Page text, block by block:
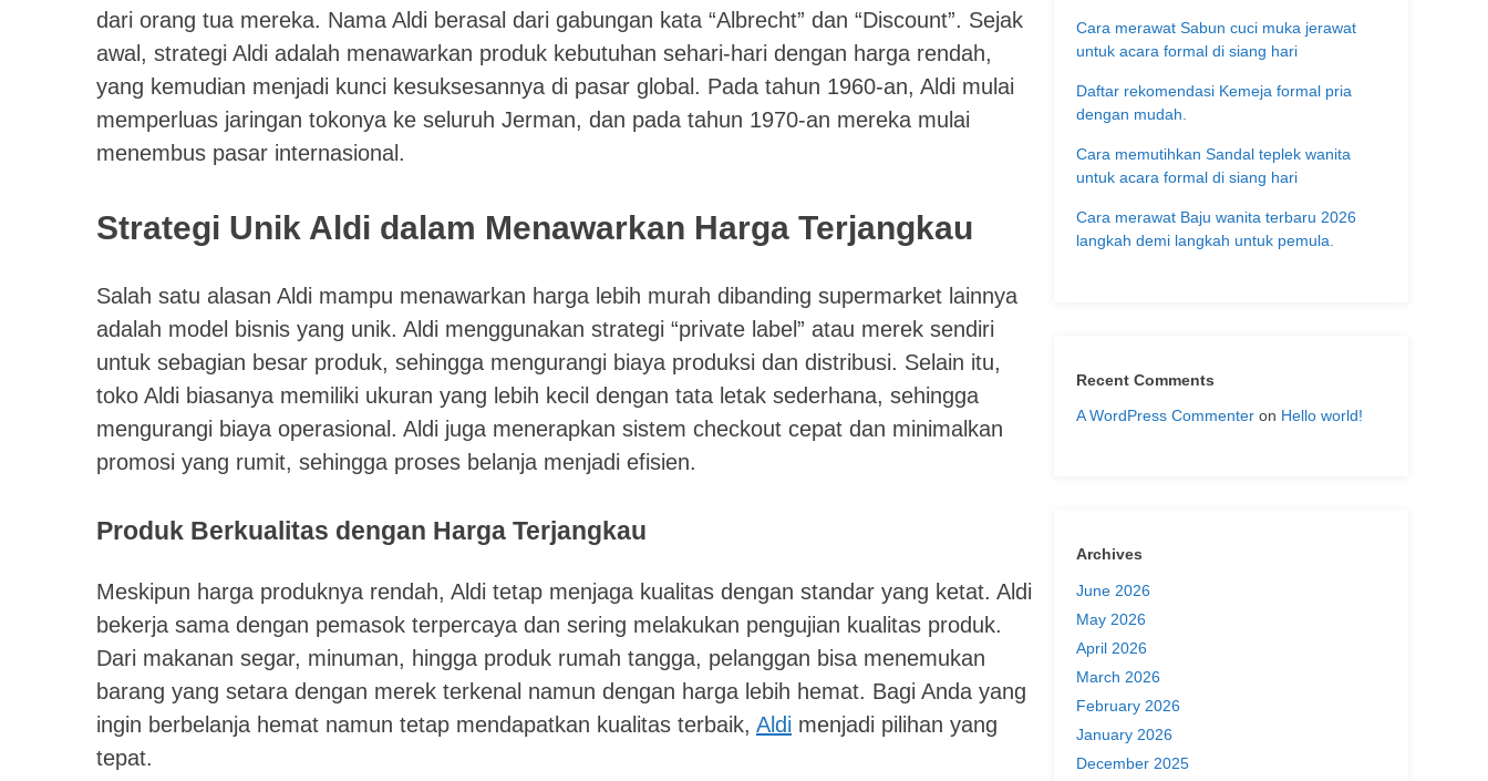
dari orang tua mereka. Nama Aldi berasal dari gabungan kata “Albrecht” dan “Discount”. Sejak
awal, strategi Aldi adalah menawarkan produk kebutuhan sehari-hari dengan harga rendah,
yang kemudian menjadi kunci kesuksesannya di pasar global. Pada tahun 1960-an, Aldi mulai
memperluas jaringan tokonya ke seluruh Jerman, dan pada tahun 1970-an mereka mulai
menembus pasar internasional.
Strategi Unik Aldi dalam Menawarkan Harga Terjangkau
Salah satu alasan Aldi mampu menawarkan harga lebih murah dibanding supermarket lainnya
adalah model bisnis yang unik. Aldi menggunakan strategi “private label” atau merek sendiri
untuk sebagian besar produk, sehingga mengurangi biaya produksi dan distribusi. Selain itu,
toko Aldi biasanya memiliki ukuran yang lebih kecil dengan tata letak sederhana, sehingga
mengurangi biaya operasional. Aldi juga menerapkan sistem checkout cepat dan minimalkan
promosi yang rumit, sehingga proses belanja menjadi efisien.
Produk Berkualitas dengan Harga Terjangkau
Meskipun harga produknya rendah, Aldi tetap menjaga kualitas dengan standar yang ketat. Aldi
bekerja sama dengan pemasok terpercaya dan sering melakukan pengujian kualitas produk.
Dari makanan segar, minuman, hingga produk rumah tangga, pelanggan bisa menemukan
barang yang setara dengan merek terkenal namun dengan harga lebih hemat. Bagi Anda yang
ingin berbelanja hemat namun tetap mendapatkan kualitas terbaik, Aldi menjadi pilihan yang
tepat.
Cara merawat Sabun cuci muka jerawat
untuk acara formal di siang hari
Daftar rekomendasi Kemeja formal pria
dengan mudah.
Cara memutihkan Sandal teplek wanita
untuk acara formal di siang hari
Cara merawat Baju wanita terbaru 2026
langkah demi langkah untuk pemula.
Recent Comments
A WordPress Commenter on Hello world!
Archives
June 2026
May 2026
April 2026
March 2026
February 2026
January 2026
December 2025